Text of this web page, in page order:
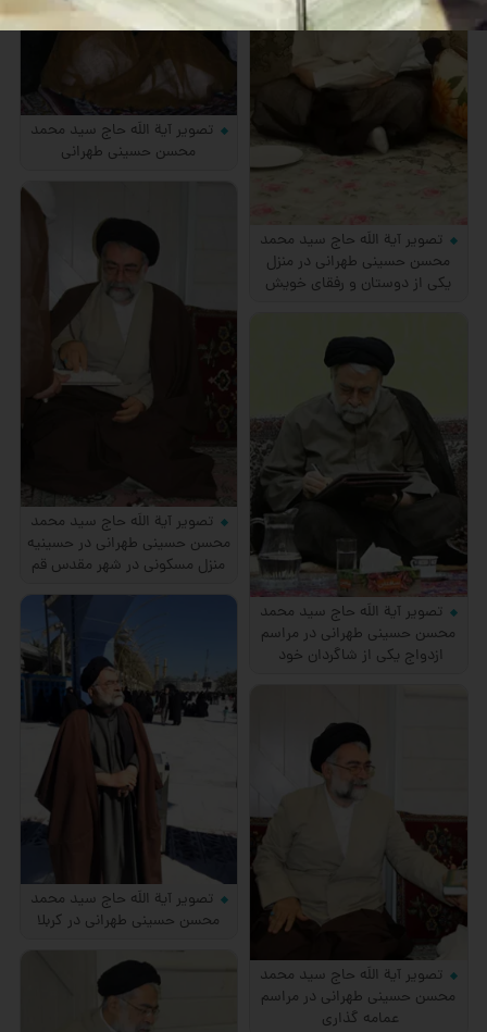
تصویر آیة اللَه حاج سید محمد
محسن حسینی طهرانی
تصویر آیة اللَه حاج سید محمد
محسن حسینی طهرانی در منزل
یکی از دوستان و رفقای خویش
تصویر آیة اللَه حاج سید محمد
محسن حسینی طهرانی در حسینیه
منزل مسکونی در شهر مقدس قم
تصویر آیة اللَه حاج سید محمد
محسن حسینی طهرانی در مراسم
ازدواج یکی از شاگردان خود
تصویر آیة اللَه حاج سید محمد
محسن حسینی طهرانی در کربلا
تصویر آیة اللَه حاج سید محمد
محسن حسینی طهرانی در مراسم
عمامه گذاری